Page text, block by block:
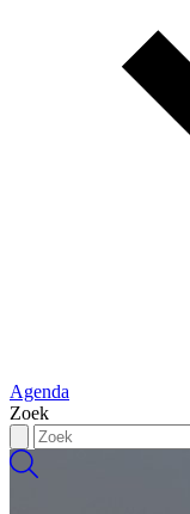
Agenda
Zoek